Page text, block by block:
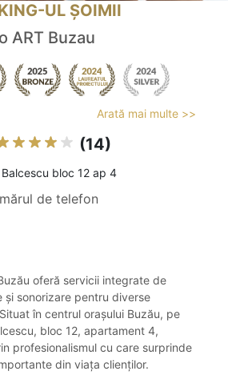
UL ȘOIMII
ART Buzau
Arată mai multe >>
(14)
bloc 12 ap 4
de telefon
oferă servicii integrate de
sonorizare pentru diverse
în centrul orașului Buzău, pe
bloc 12, apartament 4,
profesionalismul cu care surprinde
din viața clienților.